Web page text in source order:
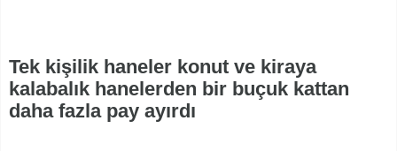
Tek kişilik haneler konut ve kiraya
kalabalık hanelerden bir buçuk kattan
daha fazla pay ayırdı